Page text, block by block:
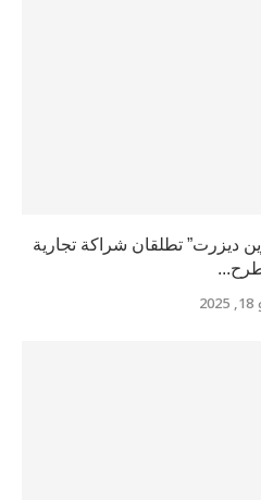
ديزرت” تطلقان شراكة تجارية